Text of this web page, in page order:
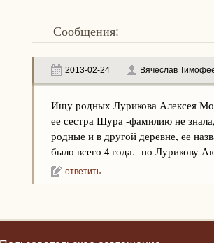
Сообщения:
2013-02-24 Вячеслав
Ищу родных Лурикова Алексея
ее сестра Шура -фамилию не
родные и в другой деревне, ее
было всего 4 года. -по Лурикову
ответить